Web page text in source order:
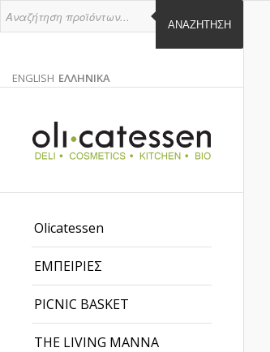
ΑΝΑΖΉΤΗΣΗ
ENGLISH ΕΛΛΗΝΙΚΑ
EL
Olicatessen
ΕΜΠΕΙΡΙΕΣ
PICNIC BASKET
THE LIVING MANNA